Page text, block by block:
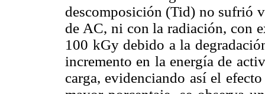
descomposición (Tid) no sufrió
de AC, ni con la radiación, con
100 kGy debido a la
incremento en la energía de
carga, evidenciando así el